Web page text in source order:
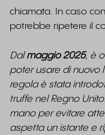
chiamata. In caso
potrebbe ripetere il
Dalmaggio 2025, è
poter usare di nuovo
regola è stata
truffe nel Regno
mano per evitare
aspetta un istante e